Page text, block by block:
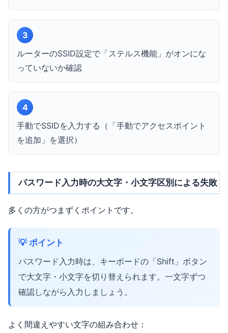
3
ルーターのSSID設定で「ステルス機能」がオンにな
っていないか確認
4
手動でSSIDを入力する（「手動でアクセスポイント
を追加」を選択）
パスワード入力時の大文字・小文字区別による失敗
多くの方がつまずくポイントです。
💡 ポイント
パスワード入力時は、キーボードの「Shift」ボタン
で大文字・小文字を切り替えられます。一文字ずつ
確認しながら入力しましょう。
よく間違えやすい文字の組み合わせ：